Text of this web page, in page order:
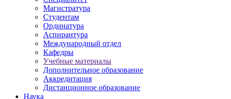
Магистратура
Студентам
Ординатура
Аспирантура
Международный отдел
Кафедры
Учебные материалы
Дополнительное образование
Аккредитация
Дистанционное образование
Наука